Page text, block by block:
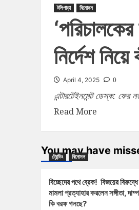
টলিপাড়া বিনোদন
নির্দেশ
April 4, 2025 0
এন্টারটেইনমেন্ট ডেস্ক: ফের
Read More
You may have
ট্রেন্ডিং বিনোদন
বিচ্ছেদের পথে ব্রেক! বিজয়ের বিরুদ্ধে
মামলা প্রত্যাহার করলেন সঙ্গীতা,
কি বরফ গলছে?